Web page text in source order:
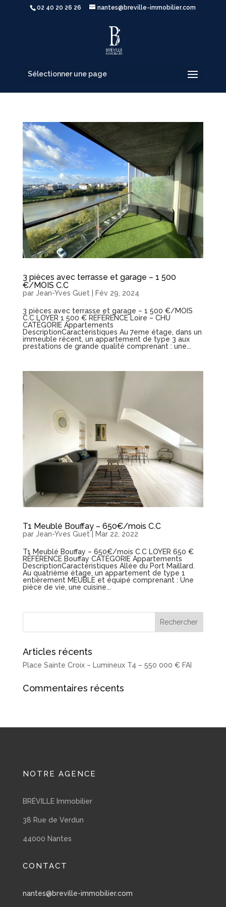
02 40 20 26 26 nantes@breville-immobilier.com
Sélectionner une page
3 pièces avec terrasse et garage – 1 500
€/MOIS C.C
par Jean-Yves Guet Fév 29, 2024
3 pièces avec terrasse et garage – 1 500 €/MOIS
C.C LOYER 1 500 € RÉFÉRENCE Loire – CHU
CATÉGORIE Appartements
DescriptionCaractéristiques Au 7eme étage, dans un
immeuble récent, un appartement de type 3 aux
prestations de grande qualité comprenant : une...
T1 Meublé Bouffay – 650€/mois C.C
par Jean-Yves Guet| Mar 22, 2022
T1 Meublé Bouffay – 650€/mois C.C LOYER 650 €
RÉFÉRENCE Bouffay CATÉGORIE Appartements
DescriptionCaractéristiques Allée du Port Maillard.
Au quatrième étage, un appartement de type 1
entièrement MEUBLE et équipé comprenant : Une
pièce de vie, une cuisine...
Articles récents
Place Sainte Croix – Lumineux T4 – 550 000 € FAI
Commentaires récents
NOTRE AGENCE
BRÉVILLE Immobilier
38 Rue de Verdun
44000 Nantes
CONTACT
nantes@breville-immobilier.com